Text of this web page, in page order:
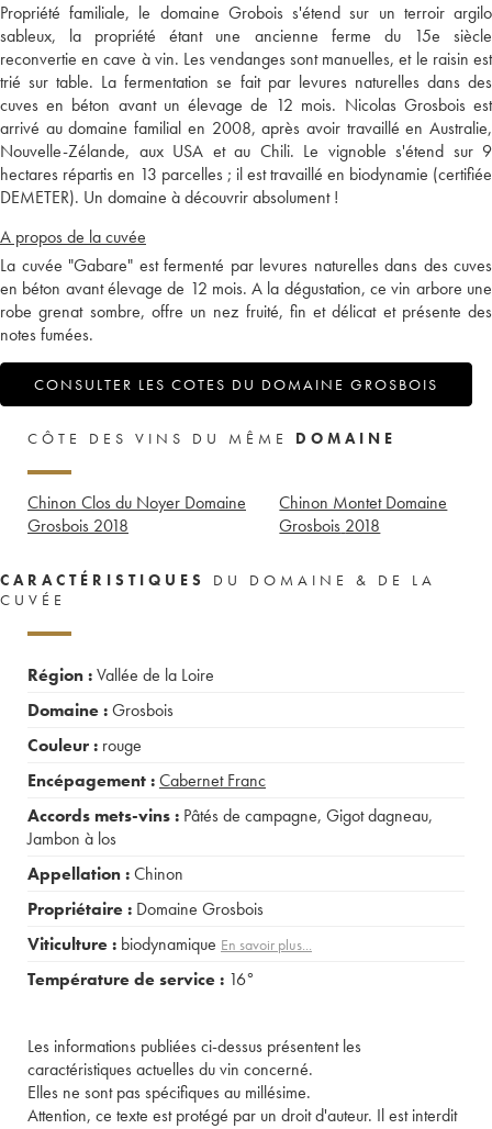
Propriété familiale, le domaine Grobois s'étend sur un terroir argilo
sableux, la propriété étant une ancienne ferme du 15e siècle
reconvertie en cave à vin. Les vendanges sont manuelles, et le raisin est
trié sur table. La fermentation se fait par levures naturelles dans des
cuves en béton avant un élevage de 12 mois. Nicolas Grosbois est
arrivé au domaine familial en 2008, après avoir travaillé en Australie,
Nouvelle-Zélande, aux USA et au Chili. Le vignoble s'étend sur 9
hectares répartis en 13 parcelles ; il est travaillé en biodynamie (certifiée
DEMETER). Un domaine à découvrir absolument !
A propos de la cuvée
La cuvée "Gabare" est fermenté par levures naturelles dans des cuves
en béton avant élevage de 12 mois. A la dégustation, ce vin arbore une
robe grenat sombre, offre un nez fruité, fin et délicat et présente des
notes fumées.
CONSULTER LES COTES DU DOMAINE GROSBOIS
CÔTE DES VINS DU MÊME DOMAINE
Chinon Clos du Noyer Domaine
Grosbois 2018
Chinon Montet Domaine
Grosbois 2018
CARACTÉRISTIQUES
DU DOMAINE & DE LA
CUVÉE
Région :Vallée de la Loire
Domaine :Grosbois
Couleur : rouge
Encépagement :Cabernet Franc
Accords mets-vins : Pâtés de campagne, Gigot dagneau,
Jambon à los
Appellation :Chinon
Propriétaire : Domaine Grosbois
Viticulture : biodynamique En savoir plus...
Température de service : 16°
Les informations publiées ci-dessus présentent les
caractéristiques actuelles du vin concerné.
Elles ne sont pas spécifiques au millésime.
Attention, ce texte est protégé par un droit d'auteur. Il est interdit